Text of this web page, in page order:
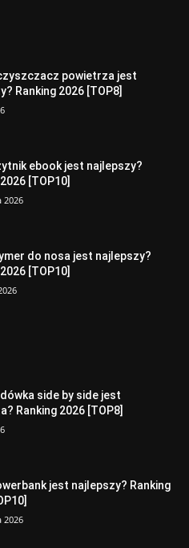
powietrza jest
Ranking 2026 [TOP8]
ebook jest najlepszy?
[TOP10]
2026
do nosa jest najlepszy?
[TOP10]
side by side jest
Ranking 2026 [TOP8]
jest najlepszy? Ranking
2026